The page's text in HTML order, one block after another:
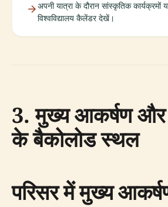
अपनी यात्रा के दौरान सांस्कृतिक कार्यक्रमों
विश्वविद्यालय कैलेंडर देखें।
3. मुख्य आकर्षण
के बैकोलोड स्थल
परिसर में मुख्य